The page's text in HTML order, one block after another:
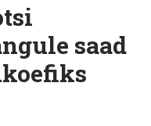
saad